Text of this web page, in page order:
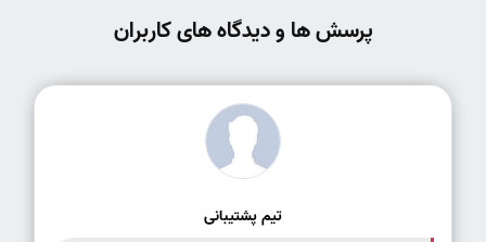
پرسش ها و دیدگاه های کاربران
تیم پشتیبانی